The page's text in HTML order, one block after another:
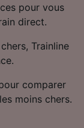
pour vous
direct.
Trainline
comparer
moins chers.